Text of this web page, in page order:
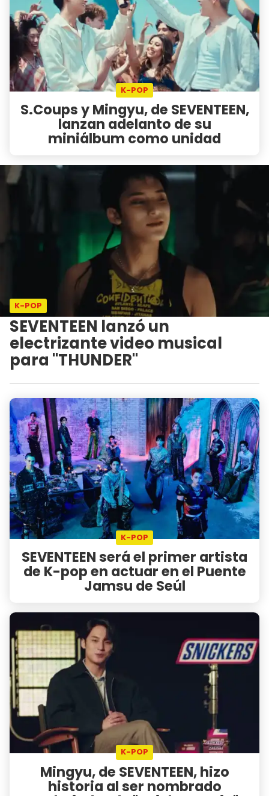
K-POP
S.Coups y Mingyu, de SEVENTEEN,
lanzan adelanto de su
miniálbum como unidad
K-POP
SEVENTEEN lanzó un
electrizante video musical
para "THUNDER"
K-POP
SEVENTEEN será el primer artista
de K-pop en actuar en el Puente
Jamsu de Seúl
K-POP
Mingyu, de SEVENTEEN, hizo
historia al ser nombrado